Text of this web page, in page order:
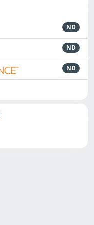
ND
ND
ND